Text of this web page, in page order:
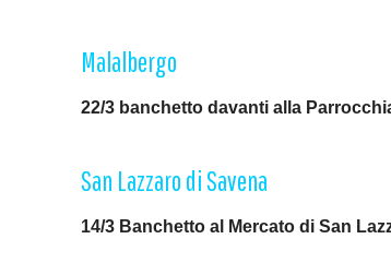
Malalbergo
22/3 banchetto davanti alla
San Lazzaro di Savena
14/3 Banchetto al Mercato di San